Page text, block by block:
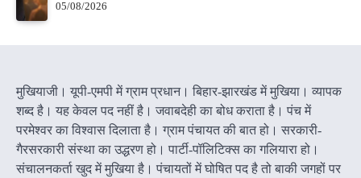
05/08/2026
मुखियाजी। यूपी-एमपी में ग्राम प्रधान। बिहार-झारखंड में मुखिया। व्यापक
शब्द है। यह केवल पद नहीं है। जवाबदेही का बोध कराता है। पंच में
परमेश्वर का विश्वास दिलाता है। ग्राम पंचायत की बात हो। सरकारी-
गैरसरकारी संस्था का उद्धरण हो। पार्टी-पॉलिटिक्स का गलियारा हो।
संचालनकर्ता खुद में मुखिया है। पंचायतों में घोषित पद है तो बाकी जगहों पर